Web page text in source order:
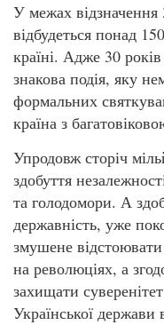
У межах відзначення
відбудеться понад
країні. Адже 30
знакова подія, яку
формальних
країна з
Упродовж сторіч
здобуття
та голодомори. А
державність, уже
змушене
на революціях, а
захищати
Української держави